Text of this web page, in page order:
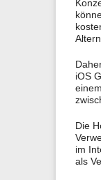
iOS
Die
im
als